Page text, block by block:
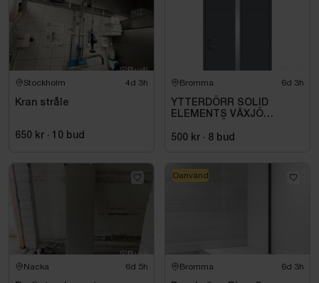
Stockholm 4d 3h
Kran stråle
650 kr · 10 bud
Bromma 6d 3h
YTTERDÖRR SOLID
ELEMENTS VÄXJÖ
500 kr · 8 bud
Nacka 6d 5h Bromma 6d 3h
Oanvänd